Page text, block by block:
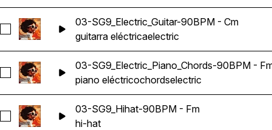
Seleccionar 03-SG9_Electric_Guitar-90BPM - Cm
03-SG9_Electric_Guitar-90BPM - Cm
guitarra eléctricaelectric
Seleccionar 03-SG9_Electric_Piano_Chords-90BPM - Fm
03-SG9_Electric_Piano_Chords-90BPM -
piano eléctricochordselectric
Seleccionar 03-SG9_Hihat-90BPM - Fm
03-SG9_Hihat-90BPM - Fm
hi-hat